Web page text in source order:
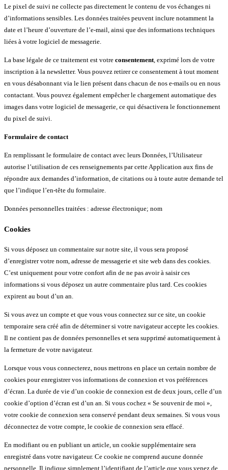
Le pixel de suivi ne collecte pas directement le contenu de vos échanges ni
d’informations sensibles. Les données traitées peuvent inclure notamment la
date et l’heure d’ouverture de l’e-mail, ainsi que des informations techniques
liées à votre logiciel de messagerie.
La base légale de ce traitement est votre consentement , exprimé lors de votre
inscription à la newsletter. Vous pouvez retirer ce consentement à tout moment
en vous désabonnant via le lien présent dans chacun de nos e-mails ou en nous
contactant. Vous pouvez également empêcher le chargement automatique des
images dans votre logiciel de messagerie, ce qui désactivera le fonctionnement
du pixel de suivi.
Formulaire de contact
En remplissant le formulaire de contact avec leurs Données, l’Utilisateur
autorise l’utilisation de ces renseignements par cette Application aux fins de
répondre aux demandes d’information, de citations ou à toute autre demande tel
que l’indique l’en-tête du formulaire.
Données personnelles traitées : adresse électronique; nom
Cookies
Si vous déposez un commentaire sur notre site, il vous sera proposé
d’enregistrer votre nom, adresse de messagerie et site web dans des cookies.
C’est uniquement pour votre confort afin de ne pas avoir à saisir ces
informations si vous déposez un autre commentaire plus tard. Ces cookies
expirent au bout d’un an.
Si vous avez un compte et que vous vous connectez sur ce site, un cookie
temporaire sera créé afin de déterminer si votre navigateur accepte les cookies.
Il ne contient pas de données personnelles et sera supprimé automatiquement à
la fermeture de votre navigateur.
Lorsque vous vous connecterez, nous mettrons en place un certain nombre de
cookies pour enregistrer vos informations de connexion et vos préférences
d’écran. La durée de vie d’un cookie de connexion est de deux jours, celle d’un
cookie d’option d’écran est d’un an. Si vous cochez « Se souvenir de moi »,
votre cookie de connexion sera conservé pendant deux semaines. Si vous vous
déconnectez de votre compte, le cookie de connexion sera effacé.
En modifiant ou en publiant un article, un cookie supplémentaire sera
enregistré dans votre navigateur. Ce cookie ne comprend aucune donnée
personnelle. Il indique simplement l’identifiant de l’article que vous venez de